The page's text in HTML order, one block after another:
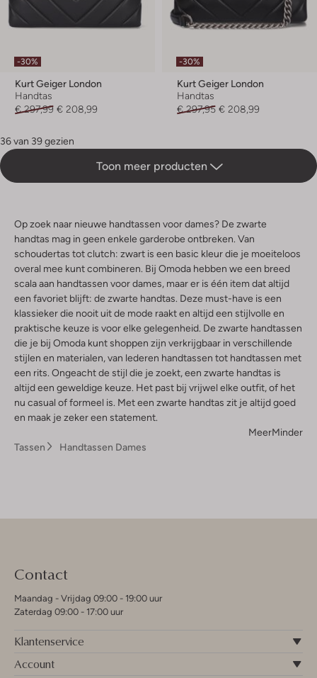
-30%
Kurt Geiger London
Handtas
€ 297,99 € 208,99
-30%
Kurt Geiger London
Handtas
€ 297,95 € 208,99
36 van 39 gezien
Toon meer producten
Op zoek naar nieuwe handtassen voor dames? De zwarte
handtas mag in geen enkele garderobe ontbreken. Van
schoudertas tot clutch: zwart is een basic kleur die je moeiteloos
overal mee kunt combineren. Bij Omoda hebben we een breed
scala aan handtassen voor dames, maar er is één item dat altijd
een favoriet blijft: de zwarte handtas. Deze must-have is een
klassieker die nooit uit de mode raakt en altijd een stijlvolle en
praktische keuze is voor elke gelegenheid. De zwarte handtassen
die je bij Omoda kunt shoppen zijn verkrijgbaar in verschillende
stijlen en materialen, van lederen handtassen tot handtassen met
een rits. Ongeacht de stijl die je zoekt, een zwarte handtas is
altijd een geweldige keuze. Het past bij vrijwel elke outfit, of het
nu casual of formeel is. Met een zwarte handtas zit je altijd goed
en maak je zeker een statement.
MeerMinder
Tassen
Handtassen Dames
Contact
Maandag - Vrijdag 09:00 - 19:00 uur
Zaterdag 09:00 - 17:00 uur
Klantenservice
Account